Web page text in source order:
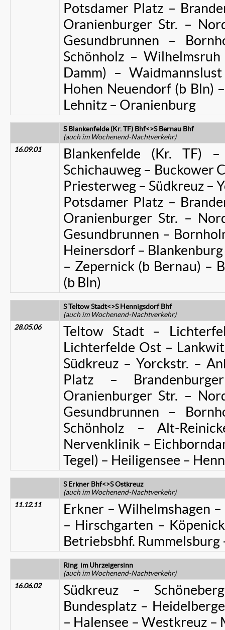
Potsdamer Platz –
Oranienburger Str. –
Gesundbrunnen –
Schönholz –
Damm) –
Hohen Neuendorf (b Bln)
Lehnitz – Oranienburg
S Blankenfelde (Kr. TF) Bhf<>S Bernau Bhf
(auch im Wochenend-Nachtverkehr)
16.09.01
Blankenfelde (Kr. TF)
Schichauweg – Buckower
Priesterweg – Südkreuz –
Potsdamer Platz –
Oranienburger Str. –
Gesundbrunnen –
Heinersdorf –
– Zepernick (b Bernau) –
(b Bln)
S Teltow Stadt<>S Hennigsdorf Bhf
(auch im Wochenend-Nachtverkehr)
28.05.06
Teltow Stadt –
Lichterfelde Ost –
Südkreuz – Yorckstr. –
Platz –
Oranienburger Str. –
Gesundbrunnen –
Schönholz – Alt-
Nervenklinik –
Tegel) – Heiligensee –
S Erkner Bhf<>S Ostkreuz
(auch im Wochenend-Nachtverkehr)
11.12.11
Erkner – Wilhelmshagen
– Hirschgarten –
Betriebsbhf.
Ring im Uhrzeigersinn
(auch im Wochenend-Nachtverkehr)
16.06.02
Südkreuz –
Bundesplatz –
– Halensee – Westkreuz –